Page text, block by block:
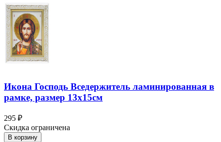
Икона Господь Вседержитель ламинированная в
рамке, размер 13х15см
295 ₽
Скидка ограничена
В корзину